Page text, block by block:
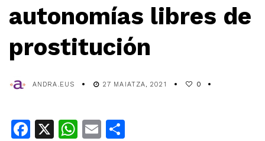
autonomías libres de
prostitución
ANDRA.EUS 27 MAIATZA, 2021 0
Facebook
X WhatsApp
Email